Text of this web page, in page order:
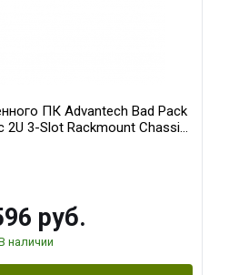
ПК Advantech Bad Pack
2U 3-Slot Rackmount Chassis
with Front I Advantech
руб.
наличии